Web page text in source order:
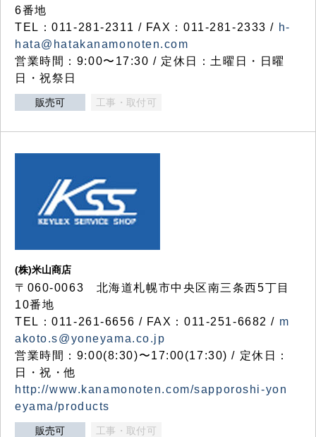
6番地
TEL：011-281-2311 / FAX：011-281-2333 / h-
hata@hatakanamonoten.com
営業時間：9:00〜17:30 / 定休日：土曜日・日曜
日・祝祭日
販売可 工事・取付可
(株)米山商店
〒060-0063 北海道札幌市中央区南三条西5丁目
10番地
TEL：011-261-6656 / FAX：011-251-6682 / m
akoto.s@yoneyama.co.jp
営業時間：9:00(8:30)〜17:00(17:30) / 定休日：
日・祝・他
http://www.kanamonoten.com/sapporoshi-yon
eyama/products
販売可 工事・取付可